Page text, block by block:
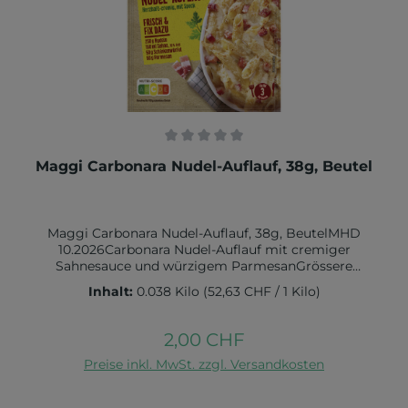
Durchschnittliche Bewertung von 0 von 5 Sternen
Maggi Carbonara Nudel-Auflauf, 38g, Beutel
Maggi Carbonara Nudel-Auflauf, 38g, BeutelMHD
10.2026Carbonara Nudel-Auflauf mit cremiger
Sahnesauce und würzigem ParmesanGrössere
Bestellmengen benötigen mehr
LieferzeitZutaten:Kartoffelstärke, WEIZENMEHL,
MOLKENERZEUGNIS, Aromen (mit MILCH),
MILCHZUCKER, 3,4 % geräucherter Speck (Speck,
Rauch), Hefeextrakt, Petersilie, SCHMELZKÄSE,
Inhalt: 0.038 Kilo (52,63 CHF / 1 Kilo)
Regulärer Preis:
2,00 CHF
Preise inkl. MwSt. zzgl. Versandkosten
In den Warenkorb